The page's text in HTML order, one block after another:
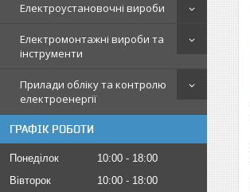
Електроустановочні вироби
Електромонтажні вироби та
інструменти
Прилади обліку та контролю
електроенергії
ГРАФІК РОБОТИ
Понеділок 10:00
18:00
Вівторок
10:00
18:00